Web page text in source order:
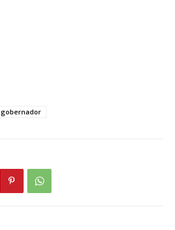
gobernador